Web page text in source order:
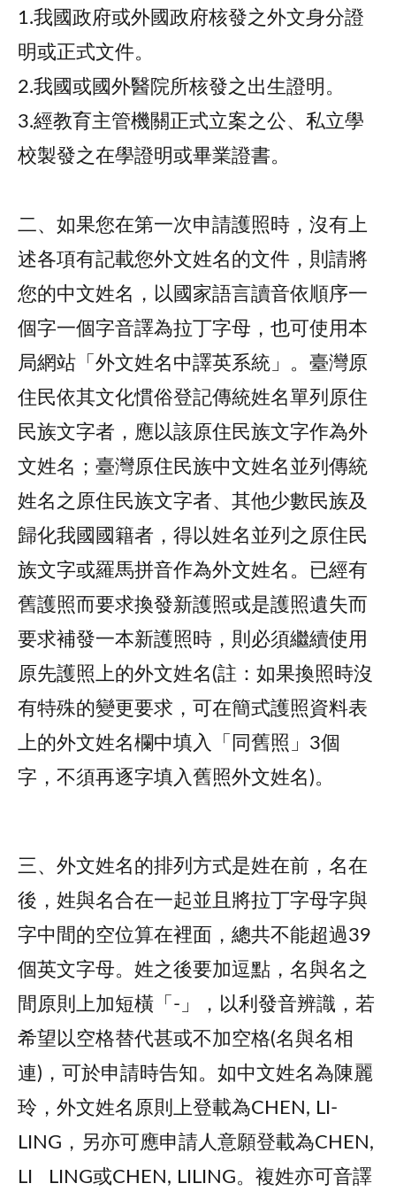
1.我國政府或外國政府核發之外文身分證
明或正式文件。
2.我國或國外醫院所核發之出生證明。
3.經教育主管機關正式立案之公、私立學
校製發之在學證明或畢業證書。
二、如果您在第一次申請護照時，沒有上
述各項有記載您外文姓名的文件，則請將
您的中文姓名，以國家語言讀音依順序一
個字一個字音譯為拉丁字母，也可使用本
局網站「外文姓名中譯英系統」。臺灣原
住民依其文化慣俗登記傳統姓名單列原住
民族文字者，應以該原住民族文字作為外
文姓名；臺灣原住民族中文姓名並列傳統
姓名之原住民族文字者、其他少數民族及
歸化我國國籍者，得以姓名並列之原住民
族文字或羅馬拼音作為外文姓名。已經有
舊護照而要求換發新護照或是護照遺失而
要求補發一本新護照時，則必須繼續使用
原先護照上的外文姓名(註：如果換照時沒
有特殊的變更要求，可在簡式護照資料表
上的外文姓名欄中填入「同舊照」3個
字，不須再逐字填入舊照外文姓名)。
三、外文姓名的排列方式是姓在前，名在
後，姓與名合在一起並且將拉丁字母字與
字中間的空位算在裡面，總共不能超過39
個英文字母。姓之後要加逗點，名與名之
間原則上加短橫「-」，以利發音辨識，若
希望以空格替代甚或不加空格(名與名相
連)，可於申請時告知。如中文姓名為陳麗
玲，外文姓名原則上登載為CHEN, LI-
LING，另亦可應申請人意願登載為CHEN,
LI LING或CHEN, LILING。複姓亦可音譯